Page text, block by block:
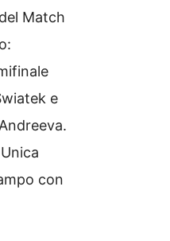
Match
e
con